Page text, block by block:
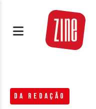
DA REDAÇÃO